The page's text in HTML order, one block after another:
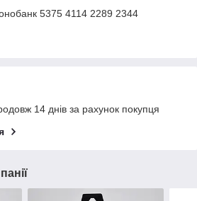
5375 4114 2289 2344
14 днів за рахунок покупця